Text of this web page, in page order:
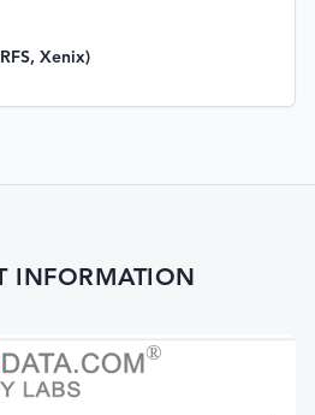
Xenix)
INFORMATION